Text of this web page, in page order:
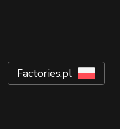
Factories.pl